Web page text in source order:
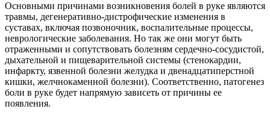
Основными причинами возникновения болей в руке являются
травмы, дегенеративно-дистрофические изменения в
суставах, включая позвоночник, воспалительные процессы,
неврологические заболевания. Но так же они могут быть
отраженными и сопутствовать болезням сердечно-сосудистой,
дыхательной и пищеварительной системы (стенокардии,
инфаркту, язвенной болезни желудка и двенадцатиперстной
кишки, желчнокаменной болезни). Соответственно, патогенез
боли в руке будет напрямую зависеть от причины ее
появления.